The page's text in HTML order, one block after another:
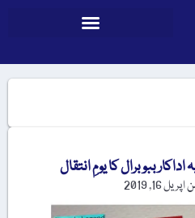
اپریل 16, 2019